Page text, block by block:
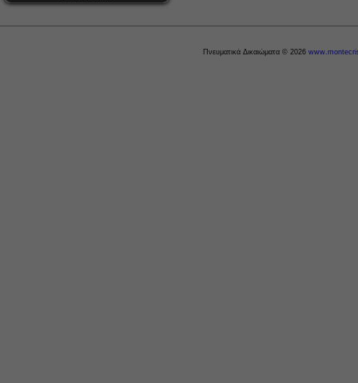
Πνευματικά Δικαιώματα © 2026